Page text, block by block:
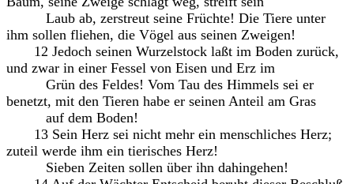
Laub ab, zerstreut seine Früchte! Die Tiere unter
ihm sollen fliehen, die Vögel aus seinen Zweigen!
12 Jedoch seinen Wurzelstock laßt im Boden zurück,
und zwar in einer Fessel von Eisen und Erz im
Grün des Feldes! Vom Tau des Himmels sei er
benetzt, mit den Tieren habe er seinen Anteil am Gras
auf dem Boden!
13 Sein Herz sei nicht mehr ein menschliches Herz;
zuteil werde ihm ein tierisches Herz!
Sieben Zeiten sollen über ihn dahingehen!